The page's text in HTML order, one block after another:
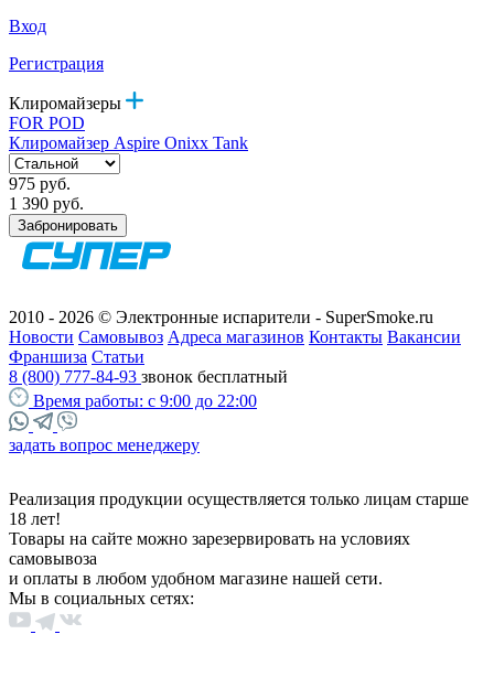
Вход
Регистрация
Клиромайзеры
FOR POD
Клиромайзер Aspire Onixx Tank
975 руб.
1 390 руб.
Забронировать
2010 - 2026 © Электронные испарители - SuperSmoke.ru
Новости Самовывоз Адреса магазинов Контакты Вакансии
Франшиза Статьи
8 (800) 777-84-93 звонок бесплатный
Время работы: с 9:00 до 22:00
задать вопрос менеджеру
Реализация продукции осуществляется только лицам старше
18 лет!
Товары на сайте можно зарезервировать на условиях
самовывоза
и оплаты в любом удобном магазине нашей сети.
Мы в социальных сетях: